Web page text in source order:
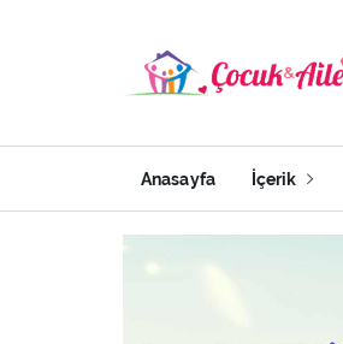
Anasayfa İçerik